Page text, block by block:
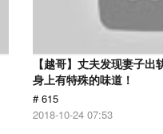
【越哥】丈夫发现妻子
身上有特殊的味道！
# 615
2018-10-24 07:53